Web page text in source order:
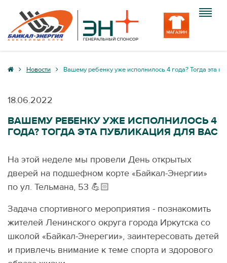
Клуб
Медиа
Вход
Новости Вашему ребенку уже исполнилось 4 года? Тогда эта
18.06.2022
ВАШЕМУ РЕБЕНКУ УЖЕ ИСПОЛНИЛОСЬ 4
ГОДА? ТОГДА ЭТА ПУБЛИКАЦИЯ ДЛЯ ВАС
На этой неделе мы провели День открытых
дверей на подшефном корте «Байкал-Энергии»
по ул. Тельмана, 53 💪🏻
Задача спортивного мероприятия - познакомить
жителей Ленинского округа города Иркутска со
школой «Байкал-Энерегии», заинтересовать детей
и привлечь внимание к теме спорта и здорового